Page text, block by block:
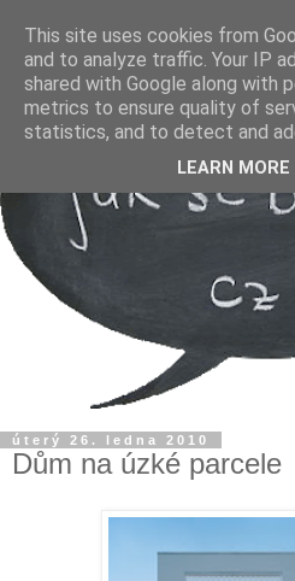
úterý 26. ledna 2010
Dům na úzké parcele
This site uses cookies from
and to analyze traffic. Your IP
shared with Google along with
metrics to ensure quality of
statistics, and to detect and
LEARN MORE